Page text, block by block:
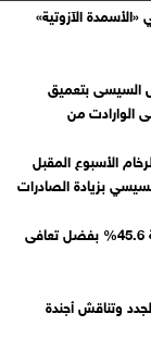
الآزوتية»
السيسى بتعميق
الوارادت من
الأسبوع المقبل
بزيادة الصادرات
ارتفاع صادرات كوريا الجنوبية بنسبة 45.6% بفضل تعافى
وتناقش أجندة